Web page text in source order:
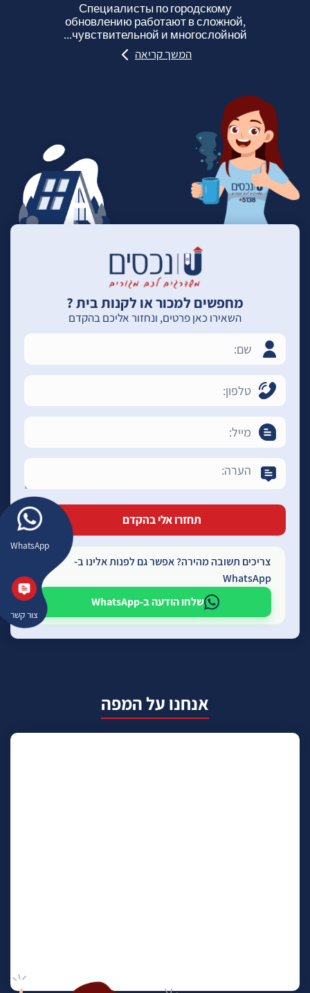
WhatsApp
צור קשר
Специалисты по городскому
обновлению работают в сложной,
чувствительной и многослойной...
המשך קריאה
מחפשים למכור או לקנות בית ?
השאירו כאן פרטים, ונחזור אליכם בהקדם
צריכים תשובה מהירה? אפשר גם לפנות אלינו ב-
WhatsApp
שלחו הודעה ב-WhatsApp
אנחנו על המפה